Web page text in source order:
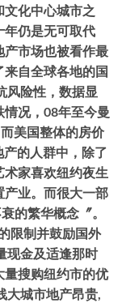
化中心城市之
年仍是无可取代
产市场也被看作最
自全球各地的国
风险性，数据显
况，08年至今曼
美国整体的房价
的人群中，除了
家喜欢纽约夜生
产业。而很大一部
的繁华概念〞。
限制并鼓励国外
现金及适逢那时
量搜购纽约市的优
大城市地产昂贵,